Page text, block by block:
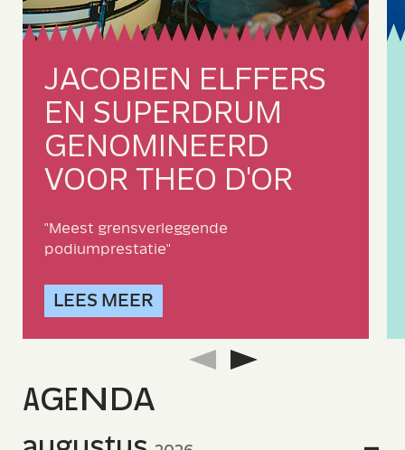
JACOBIEN ELFFERS
EN SUPERDRUM
GENOMINEERD
VOOR THEO D'OR
"Meest grensverleggende
podiumprestatie"
LEES MEER
AGENDA